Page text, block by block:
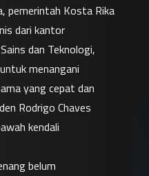
pemerintah Kosta Rika
dari kantor
dan Teknologi,
menangani
yang cepat dan
Rodrigo Chaves
kendali
belum